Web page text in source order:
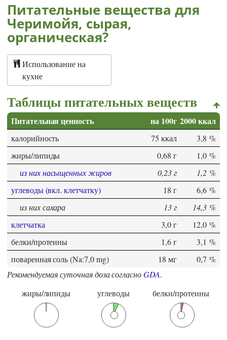
Питательные вещества для
Черимойя, сырая,
органическая?
Использование на
кухне
Таблицы питательных веществ
Питательная ценность на 100г 2000 ккал
калорийность 75 ккал
3,8 %
жиры/липиды
0,68 г
1,0 %
из них насыщенных жиров
0,23 г
1,2 %
углеводы (вкл. клетчатку)
18 г
6,6 %
из них сахара
13 г
14,3 %
клетчатка
3,0 г
12,0 %
белки/протеины
1,6 г
3,1 %
поваренная соль (Na:7,0 mg)
18 мг
0,7 %
Рекомендуемая суточная доза согласноGDA.
жиры/липиды
углеводы белки/протеины